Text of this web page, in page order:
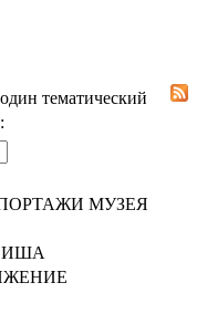
тематический
МУЗЕЯ